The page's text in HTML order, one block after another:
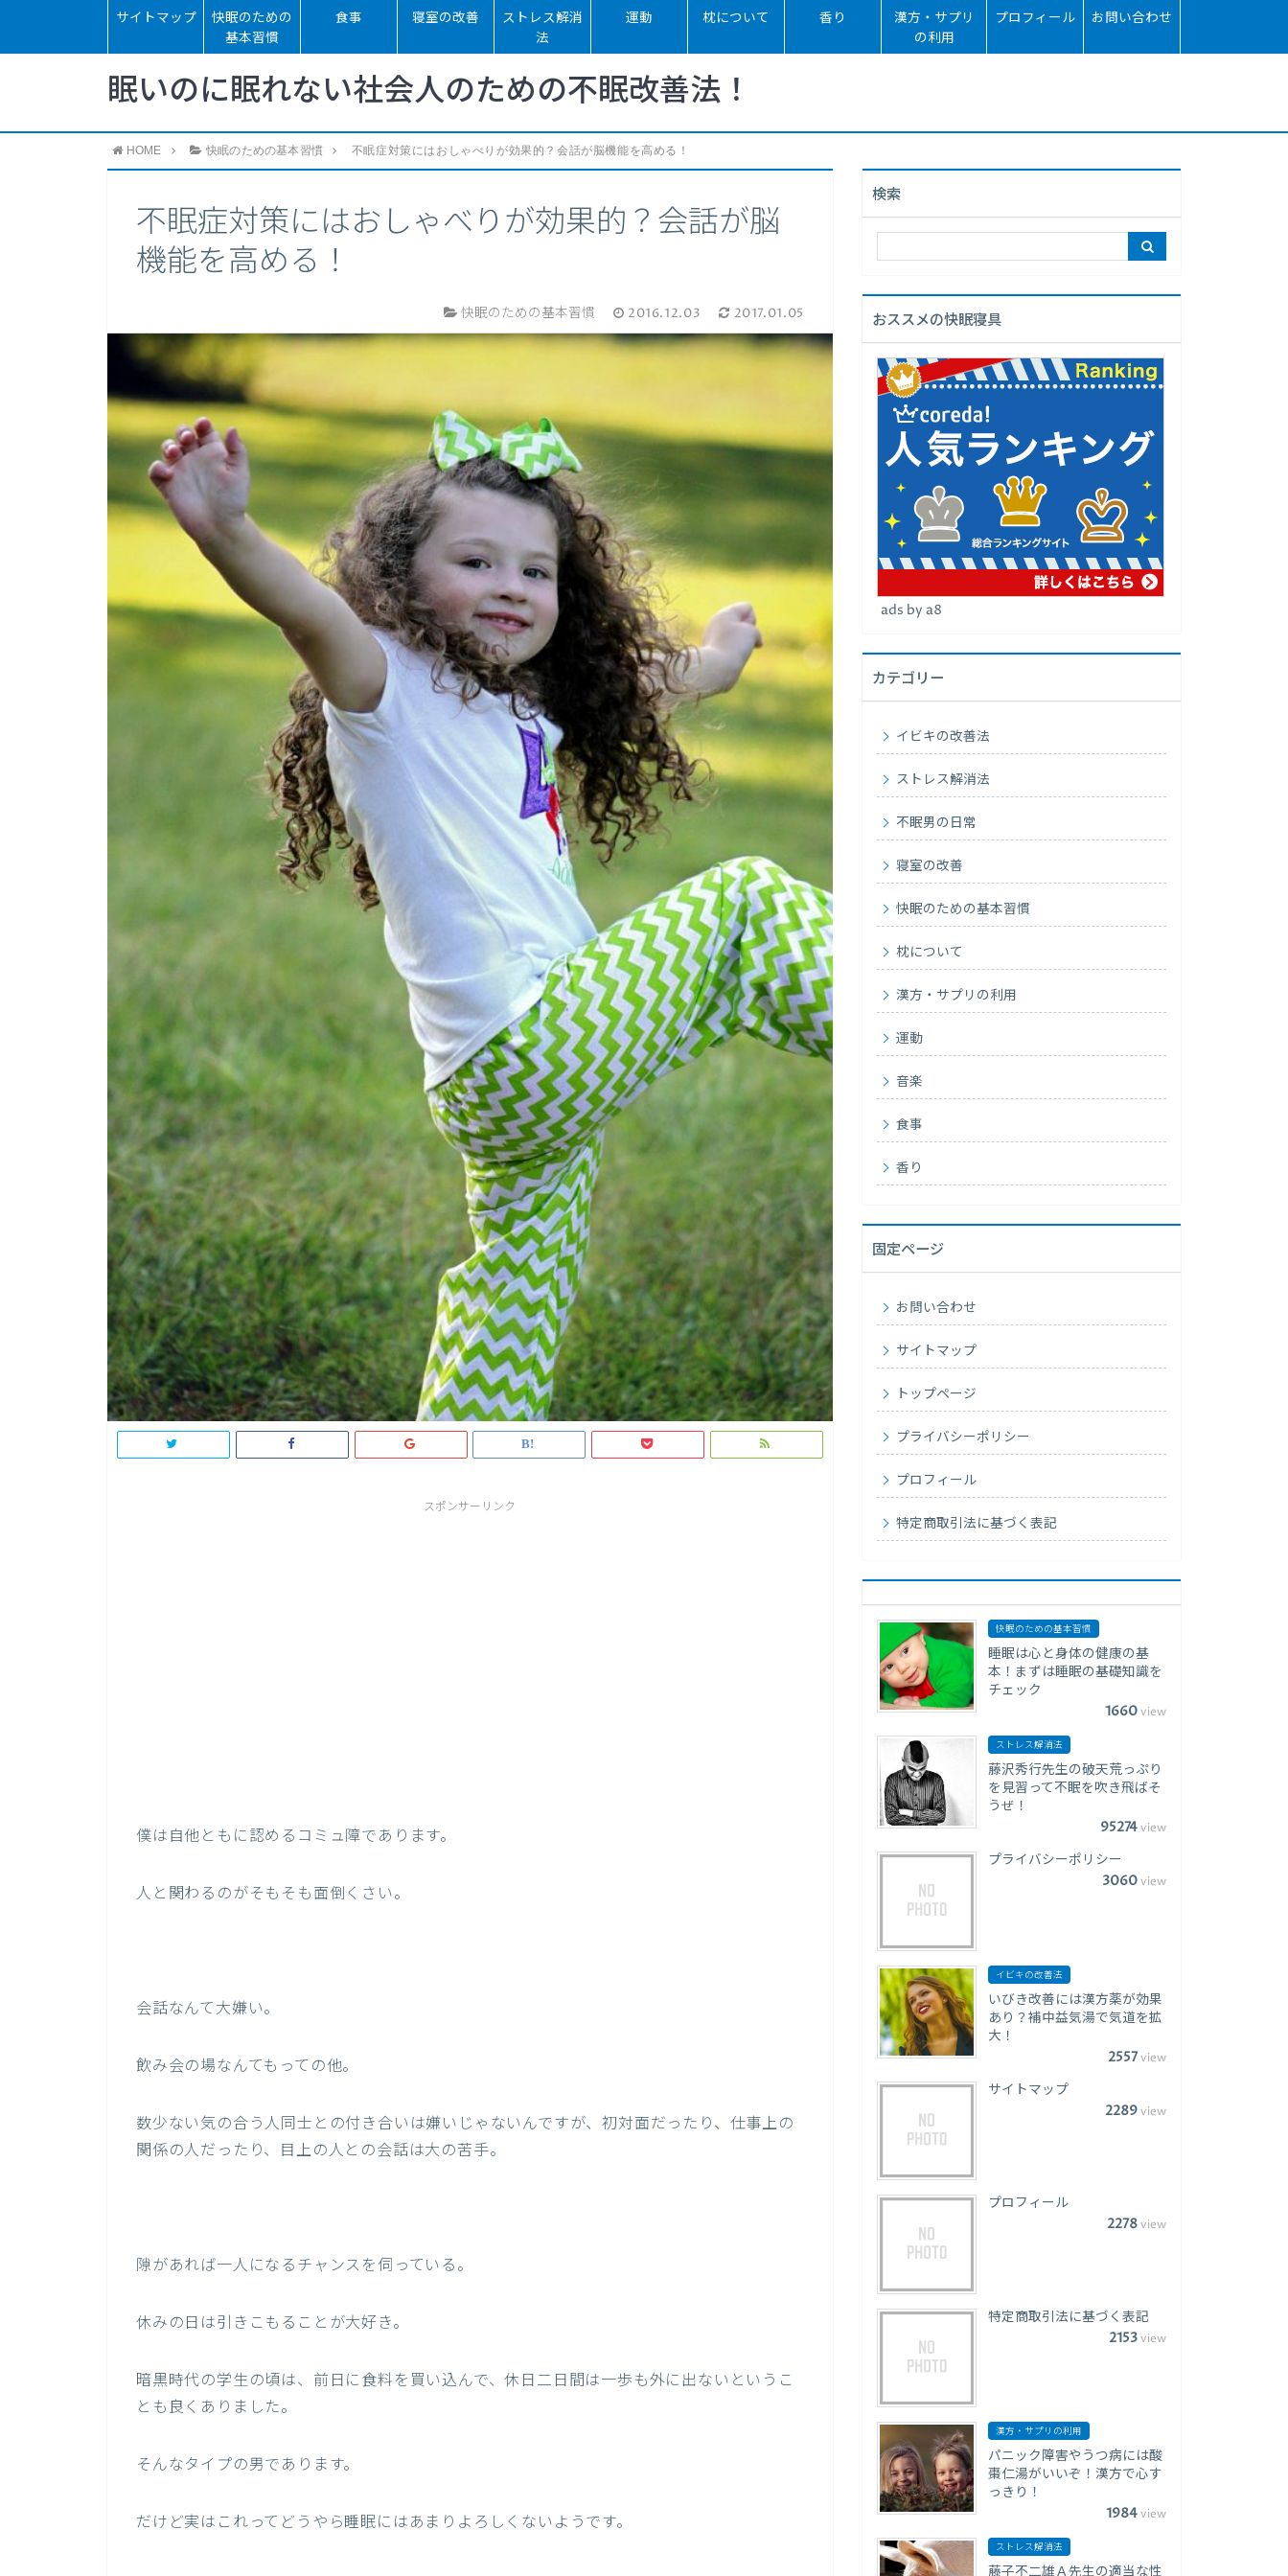
サイトマップ
快眠のための
基本習慣
食事 寝室の改善
ストレス解消
法
運動 枕について 香り
漢方・サプリ
の利用
プロフィール お問い合わせ
眠いのに眠れない社会人のための不眠改善法！
HOME 快眠のための基本習慣 不眠症対策にはおしゃべりが効果的？会話が脳機能を高める！
不眠症対策にはおしゃべりが効果的？会話が脳
機能を高める！
快眠のための基本習慣 2016.12.03 2017.01.05
スポンサーリンク
僕は自他ともに認めるコミュ障であります。
人と関わるのがそもそも面倒くさい。
会話なんて大嫌い。
飲み会の場なんてもっての他。
数少ない気の合う人同士との付き合いは嫌いじゃないんですが、初対面だったり、仕事上の
関係の人だったり、目上の人との会話は大の苦手。
隙があれば一人になるチャンスを伺っている。
休みの日は引きこもることが大好き。
暗黒時代の学生の頃は、前日に食料を買い込んで、休日二日間は一歩も外に出ないというこ
とも良くありました。
そんなタイプの男であります。
だけど実はこれってどうやら睡眠にはあまりよろしくないようです。
検索
おススメの快眠寝具
ads by a8
カテゴリー
イビキの改善法
ストレス解消法
不眠男の日常
寝室の改善
快眠のための基本習慣
枕について
漢方・サプリの利用
運動
音楽
食事
香り
固定ページ
お問い合わせ
サイトマップ
トップページ
プライバシーポリシー
プロフィール
特定商取引法に基づく表記
快眠のための基本習慣
睡眠は心と身体の健康の基
本！まずは睡眠の基礎知識を
チェック
1660view
ストレス解消法
藤沢秀行先生の破天荒っぷり
を見習って不眠を吹き飛ばそ
うぜ！
95274view
プライバシーポリシー
3060view
イビキの改善法
いびき改善には漢方薬が効果
あり？補中益気湯で気道を拡
大！
2557view
サイトマップ
2289view
プロフィール
2278view
特定商取引法に基づく表記
2153view
漢方・サプリの利用
パニック障害やうつ病には酸
棗仁湯がいいぞ！漢方で心す
っきり！
1984view
ストレス解消法
藤子不二雄Ａ先生の適当な性